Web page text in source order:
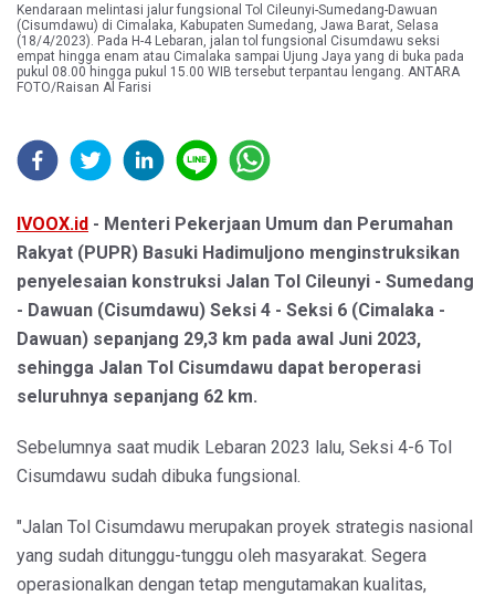
Kendaraan melintasi jalur fungsional Tol Cileunyi-Sumedang-Dawuan
(Cisumdawu) di Cimalaka, Kabupaten Sumedang, Jawa Barat, Selasa
(18/4/2023). Pada H-4 Lebaran, jalan tol fungsional Cisumdawu seksi
empat hingga enam atau Cimalaka sampai Ujung Jaya yang di buka pada
pukul 08.00 hingga pukul 15.00 WIB tersebut terpantau lengang. ANTARA
FOTO/Raisan Al Farisi
IVOOX.id - Menteri Pekerjaan Umum dan Perumahan
Rakyat (PUPR) Basuki Hadimuljono menginstruksikan
penyelesaian konstruksi Jalan Tol Cileunyi - Sumedang
- Dawuan (Cisumdawu) Seksi 4 - Seksi 6 (Cimalaka -
Dawuan) sepanjang 29,3 km pada awal Juni 2023,
sehingga Jalan Tol Cisumdawu dapat beroperasi
seluruhnya sepanjang 62 km.
Sebelumnya saat mudik Lebaran 2023 lalu, Seksi 4-6 Tol
Cisumdawu sudah dibuka fungsional.
"Jalan Tol Cisumdawu merupakan proyek strategis nasional
yang sudah ditunggu-tunggu oleh masyarakat. Segera
operasionalkan dengan tetap mengutamakan kualitas,